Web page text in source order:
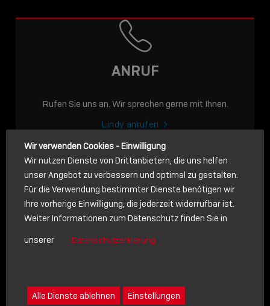
USB-C ÜBER LANGE
DISTANZEN: AKTIVE
USB-C-KABEL FÜR
STABILE 10 GBIT/S BIS
LINDY ACADEMY
ANRUF
Rufen Sie uns an. Wir sprechen gerne mit Ihnen.
Lindy anrufen
NACHRICHT
Schreiben Sie lieber? Dann schicken Sie uns gerne eine
Wir verwenden Cookies - Einwilligung
Wir nutzen Dienste von Drittanbietern, die uns helfen
unser Angebot zu verbessern und optimal zu gestalten.
Für die Verwendung bestimmter Dienste benötigen wir
Ihre vorherige Einwilligung, die jederzeit widerrufbar ist.
Weiter Informationen zum Datenschutz finden Sie in
unserer
Datenschutzerklärung
Alle Dienste ablehnen Einstellungen